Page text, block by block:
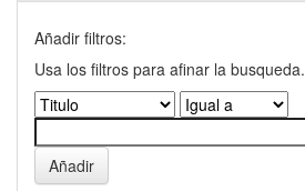
Añadir filtros:
Usa los filtros para afinar la busqueda.